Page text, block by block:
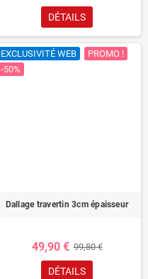
DÉTAILS
EXCLUSIVITÉ WEB
PROMO !
-50%
Dallage travertin 3cm épaisseur
49,90 € 99,80 €
DÉTAILS